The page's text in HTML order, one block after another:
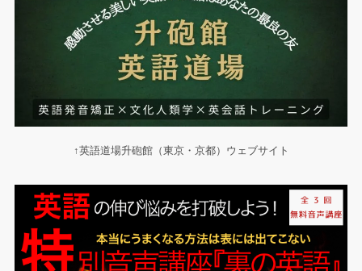
↑英語道場升砲館（東京・京都）ウェブサイト